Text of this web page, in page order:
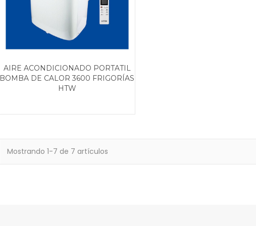
AIRE ACONDICIONADO PORTATIL
BOMBA DE CALOR 3600 FRIGORÍAS
HTW
Mostrando 1-7 de 7 artículos